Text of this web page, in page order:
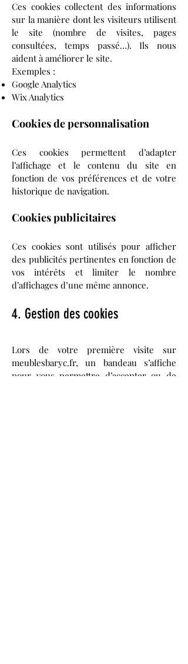
Ces cookies collectent des informations
sur la manière dont les visiteurs utilisent
le site (nombre de visites, pages
consultées, temps passé…). Ils nous
aident à améliorer le site.
Exemples :
Google Analytics
Wix Analytics
Cookies de personnalisation
Ces cookies permettent d’adapter
l’affichage et le contenu du site en
fonction de vos préférences et de votre
historique de navigation.
Cookies publicitaires
Ces cookies sont utilisés pour afficher
des publicités pertinentes en fonction de
vos intérêts et limiter le nombre
d’affichages d’une même annonce.
4. Gestion des cookies
Lors de votre première visite sur
meublesbaryc.fr, un bandeau s’affiche
pour vous permettre d’accepter ou de